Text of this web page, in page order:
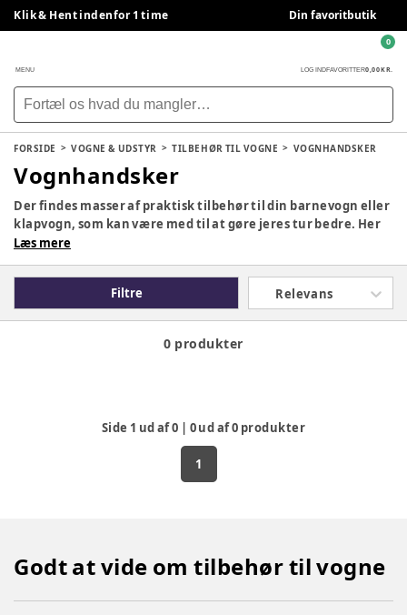
Klik & Hent indenfor 1 time Din favoritbutik
MENU LOG INDFAVORITTER0,00 KR.
0
FORSIDE VOGNE & UDSTYR TILBEHØR TIL VOGNE VOGNHANDSKER
Vognhandsker
Der findes masser af praktisk tilbehør til din barnevogn eller
klapvogn, som kan være med til at gøre jeres tur bedre. Her
finder du regnslag, solskærme, lifte, praktiske kopholdere
Læs mere
Filtre Relevans
0 produkter
Side 1 ud af0 | 0ud af0 produkter
1
Godt at vide om tilbehør til vogne